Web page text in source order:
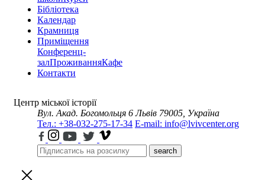
Бібліотека
Календар
Крамниця
Приміщення
Конференц-
залПроживанняКафе
Контакти
Центр міської історії
Вул. Акад. Богомольця 6 Львів 79005, Україна
Тел.: +38-032-275-17-34 E-mail: info@lvivcenter.org
search